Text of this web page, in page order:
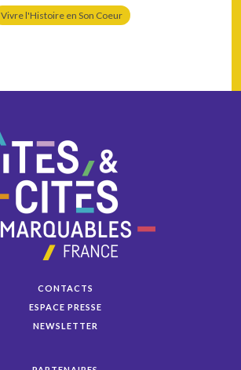
Vivre l'Histoire en Son Coeur
CONTACTS
ESPACE PRESSE
NEWSLETTER